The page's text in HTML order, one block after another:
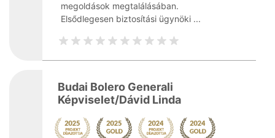
megoldások megtalálásában.
Elsődlegesen biztosítási ügynöki ...
Budai Bolero Generali
Képviselet/Dávid Linda